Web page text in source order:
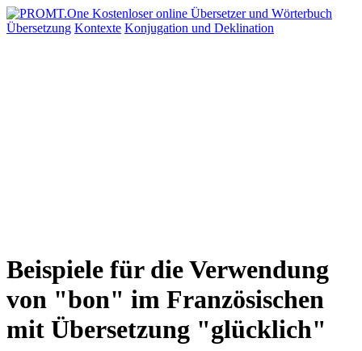
Übersetzung Kontexte Konjugation und Deklination
Beispiele für die Verwendung
von "bon" im Französischen
mit Übersetzung "glücklich"